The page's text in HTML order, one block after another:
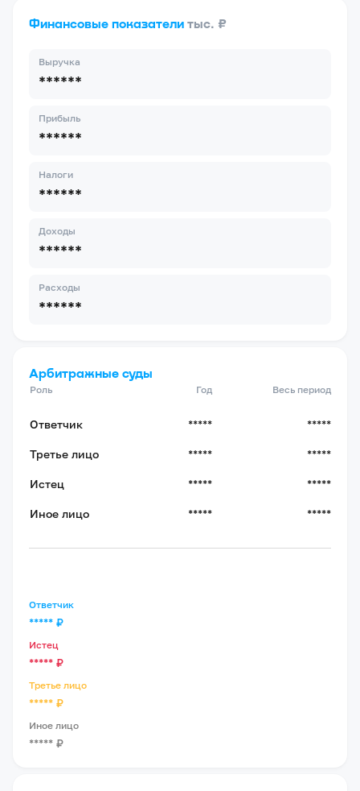
Финансовые показатели тыс. ₽
Выручка
******
Прибыль
******
Налоги
******
Доходы
******
Расходы
******
Арбитражные суды
Роль Год Весь период
Ответчик ***** *****
Третье лицо ***** *****
Истец ***** *****
Иное лицо ***** *****
Ответчик
***** ₽
Истец
***** ₽
Третье лицо
***** ₽
Иное лицо
***** ₽